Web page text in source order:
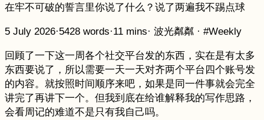
在牢不可破的誓言里你说了什么？说了两遍我不踢点球
5 July 2026·5428 words·11 mins· 波光粼粼 · #Weekly
回顾了一下这一周各个社交平台发的东西，实在是有太多
东西要说了，所以需要一天一天对齐两个平台四个账号发
的内容。就按照时间顺序来吧，如果是同一件事就会完全
讲完了再讲下一个。但我到底在给谁解释我的写作思路，
会看周记的难道不是只有我自己吗。